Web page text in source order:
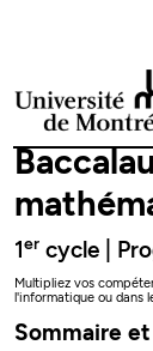
1er cycle |
Multipliez vos
l'informatique ou dans
Sommaire